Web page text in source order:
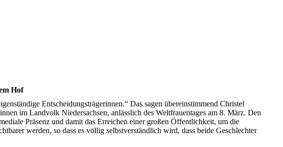
Hof
Entscheidungsträgerinnen.“ Das sagen übereinstimmend Christel
im Landvolk Niedersachsen, anlässlich des Weltfrauentages am 8. März. Den
Präsenz und damit das Erreichen einer großen Öffentlichkeit, um die
werden, so dass es völlig selbstverständlich wird, dass beide Geschlechter